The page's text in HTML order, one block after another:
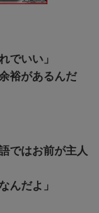
でいい」
裕があるんだ
ではお前が主人
んだよ」